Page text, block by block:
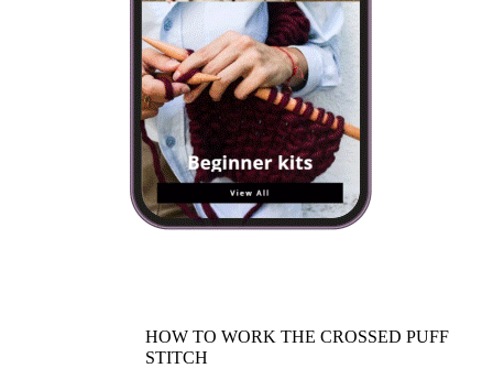
HOW TO WORK THE CROSSED PUFF
STITCH